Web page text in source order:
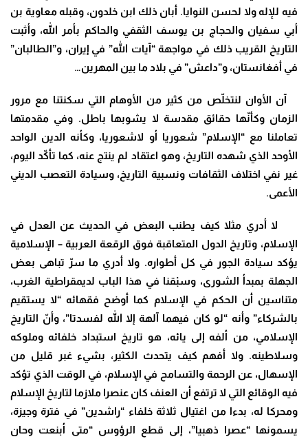
فيه للإله ولا لحسن النوايا. أبان ذلك ابن خلدون، وقبله معاوية بن
أبي سفيان والحجاج بن يوسف الثقفي والحاكم بأمر الله، وأثبت
التاريخ القريب ذلك في مواجهة “آيات الله” في إيران، و”الطالبان”
في أفغانستان، و”داعش” في بلاد ما بين المهرين…
آن الأوان لنتخلّص من كثير من الأوهام التي سكنتنا مع مرور
الزمان وكأنّها حقائق مقدسة لا يشوبها باطل. وفي مقدمتها
تعاملنا مع “الإسلام” شعوريا أو لاشعوريا، وكأنه الدين الواحد
الأوحد الذي شهده التاريخ، وهو اعتقاد لم ينتج عنه، كما تأكّد اليوم،
غير نفي اختلاف الثقافات ونسبية التاريخ، وسيادة التعصب الديني
الأعمى.
لا أدري مثلا كيف يطنب البعض في الحديث عن العدل في
الإسلام، وتاريخ الدول المتعاقبة فوق الرقعة العربية – الإسلامية
يؤكد سيادة الجور في كل أطواره. ولا أدري ما سرّ تباهى بعض
الجهلة بمبدأ الشورى، وسبْقنا في هذا الباب لديمقراطية الغرب،
متناسين أن الحكم في الإسلام كما أوضح فقهائه “لا يستقيم
بالشركاء” وأنه “لو كان فيهما آلهة إلا الله لفسدتا”، وأنّ التاريخ
الإسلامي، من ألفه إلى يائه، هو تاريخ استبداد خلفائه وملوكه
وسلاطينه. ولا أفهم كيف يتحدث الكثير، بشيء غبر قليل من
الإسهال، عن الرحمة والتسامح في الإسلام، في الوقت الذي تؤكد
فيه الوقائع التي لا ترتفع أن العنف كان عنصرا ملازما لتاريخ الإسلام
ومحركا له، بدءا من اغتيال ثلاثة خلفاء “راشدين” في فترة وجيزة،
يسمونها “عصرا ذهبيا”، إلى قطع الرؤوس “متى أبنعت وحان